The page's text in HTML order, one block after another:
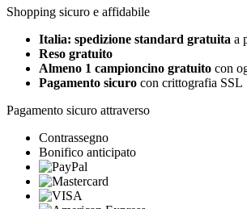
Shopping sicuro e affidabile
Italia: spedizione standard gratuita a
Reso gratuito
Almeno 1 campioncino gratuito con
Pagamento sicuro con crittografia SSL
Pagamento sicuro attraverso
Contrassegno
Bonifico anticipato